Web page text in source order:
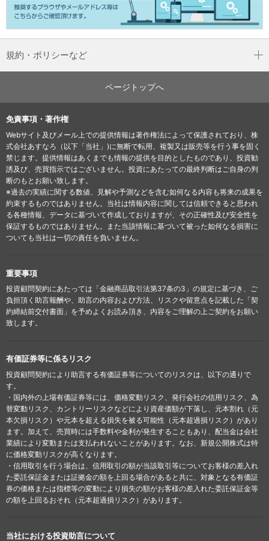
規約・ポリシーなど
ページトップへ
免責事項・著作権
Webサイト及びメール上での提供情報は著作権法によって保護されており、株
式会社あすなろ（以下「当社」)に無断で転用、複製又は販売等を行う事を固く
禁じます。提供情報はあくまでも情報の提供を目的としたものであり、投資勧
誘及び、売買指示ではございません。投資にあたっての最終判断はご自身の判
断のもとお願い致します。
※過去の実績に関する数値、見解や予測などを含む如何なる内容も将来の成果を
約束するものではありません。当社は情報内容に関しては信頼できると思われ
る各種情報、データに基づいて作成しておりますが、その正確性及び安全性を
保証するものではありません。また当該情報に基づいて被った如何なる損害に
ついても当社は一切の責任を負いません。
重要事項
投資顧問契約にあたっては「金融商品取引法第37条の3」の規定に基づき、ご
負担頂く助言報酬や、助言の内容および方法、リスクや留意点を記載した「契
約締結前交付書面」を予めよくお読み頂き、内容をご理解の上ご契約をお願い
致します。
有価証券等に係るリスク
投資顧問契約により助言する有価証券等についてのリスクは、以下の通りで
す。
・国内外の上場有価証券等には、価格変動リスク、発行会社の信用リスク、為
替変動リスク、カントリーリスクなどにより資産価額が下落し、元本割れ（元
本欠損リスク）や元本を超える損失を被る可能性（元本超過損リスク）があり
ます。加えて、売買時には手数料や金利が発生することもあり、配当金は会社
業績により変動または支払われないことがあります。なお、新規公開株式は特
に価格変動リスクが高くなります。
・信用取引を行う場合は、信用取引の額が当該取引等についてお客様の差入れ
た委託保証金または証拠金の額を上回る場合があると共に、対象となる有価証
券の価格または指標等の変動により損失の額がお客様の差入れた委託保証金等
の額を上回るおそれ（元本超過損リスク）があります。
当社における投資助言について